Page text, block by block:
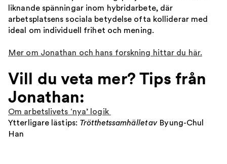
liknande spänningar inom hybridarbete, där
arbetsplatsens sociala betydelse ofta kolliderar med
ideal om individuell frihet och mening.
Mer om Jonathan och hans forskning hittar du här.
Vill du veta mer? Tips från
Jonathan:
Om arbetslivets ‘nya’ logik
Ytterligare lästips: Trötthetssamhället avByung-Chul
Han